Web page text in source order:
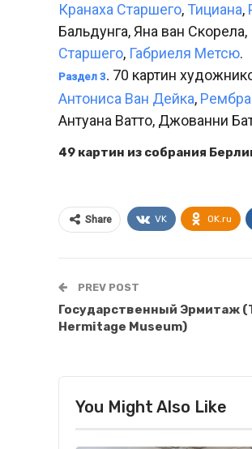
Кранаха Старшего, Тициана,
Бальдунга, Яна ван
Старшего, Габриеля Метсю.
Раздел 3. 70 картин
Антониса Ван Дейка,
Антуана Ватто, Джованни
49 картин из собрания
Share VK OK.ru
PREV POST
Государственный Эрмитаж
Hermitage Museum)
You Might Also Like